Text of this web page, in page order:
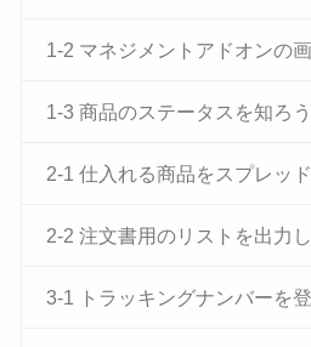
1-2 マネジメントアドオンの
1-3 商品のステータスを知ろう
2-1 仕入れる商品をスプレッ
2-2 注文書用のリストを出力
3-1 トラッキングナンバーを